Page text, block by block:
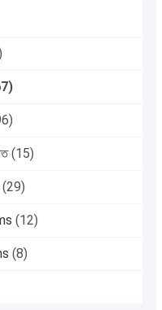
(15)
(29)
(12)
(8)